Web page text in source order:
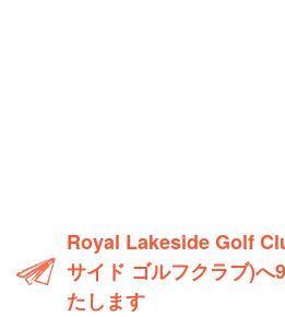
Royal Lakeside Golf
サイド ゴルフクラブ)へ
たします